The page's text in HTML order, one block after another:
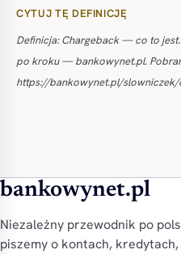
CYTUJ TĘ DEFINICJĘ
Definicja: Chargeback — co to
po kroku — bankowynet.pl.
https://bankowynet.pl/
bankowynet.pl
Niezależny przewodnik po
piszemy o kontach,